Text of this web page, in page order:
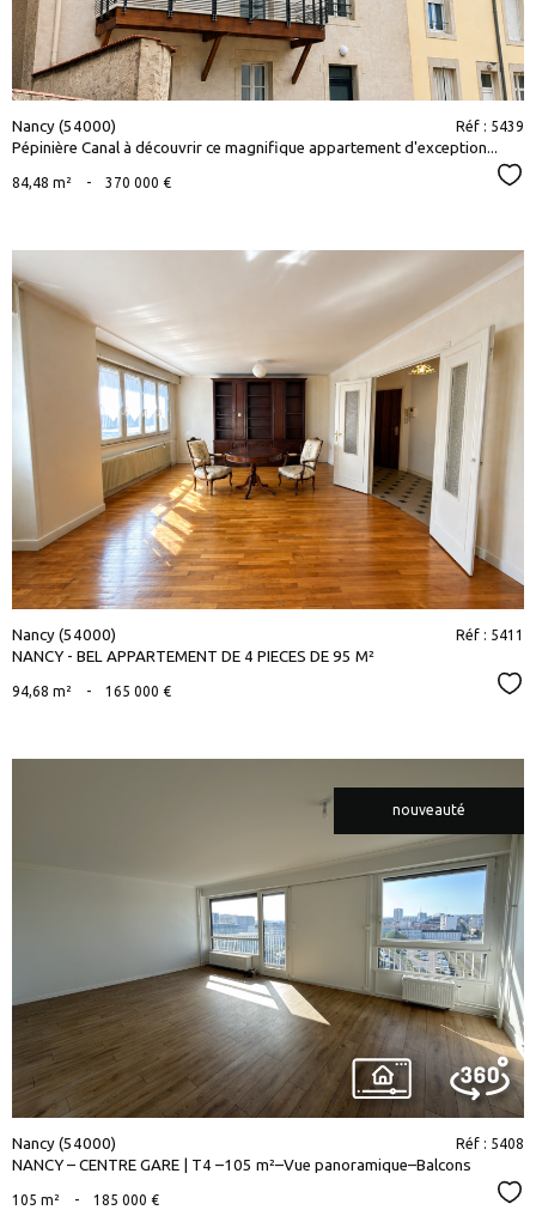
Nancy (54000)
Pépinière Canal à découvrir ce magnifique appartement d'exception...
Réf : 5439
84,48 m² - 370 000 €
voir le
bien
Nancy (54000)
NANCY - BEL APPARTEMENT DE 4 PIECES DE 95 M²
Réf : 5411
94,68 m² - 165 000 €
nouveauté
voir le
bien
Nancy (54000)
NANCY – CENTRE GARE | T4 –105 m²–Vue panoramique–Balcons
Réf : 5408
105 m² - 185 000 €